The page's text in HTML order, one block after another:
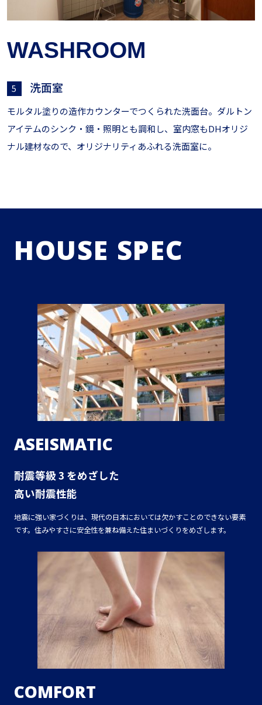
WASHROOM
5 洗面室
モルタル塗りの造作カウンターでつくられた洗面台。ダルトン
アイテムのシンク・鏡・照明とも調和し、室内窓もDHオリジ
ナル建材なので、オリジナリティあふれる洗面室に。
HOUSE SPEC
ASEISMATIC
耐震等級 3 をめざした
高い耐震性能
地震に強い家づくりは、現代の日本においては欠かすことのできない要素
です。住みやすさに安全性を兼ね備えた住まいづくりをめざします。
COMFORT